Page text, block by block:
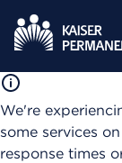
We're
some services
response times